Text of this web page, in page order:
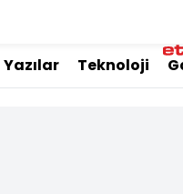
Yazılar Teknoloji